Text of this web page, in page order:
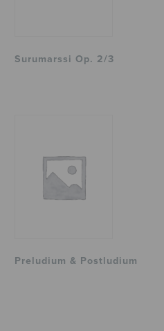
Surumarssi Op. 2/3
Preludium & Postludium